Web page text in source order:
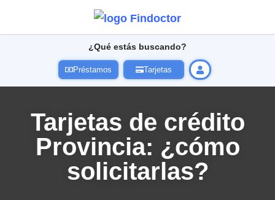
¿Qué estás buscando?
Préstamos Tarjetas
Tarjetas de crédito
Provincia: ¿cómo
solicitarlas?